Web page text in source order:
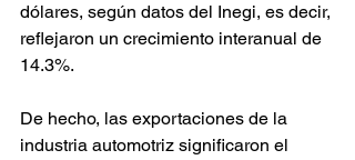
dólares, según datos del Inegi, es decir,
reflejaron un crecimiento interanual de
14.3%.
De hecho, las exportaciones de la
industria automotriz significaron el